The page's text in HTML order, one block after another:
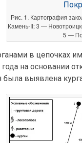
Рис. 1. Картография
Камень-II; 3 —
5 —
в цепочках
на основании
была выявлена